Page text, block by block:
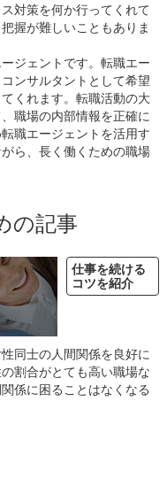
対策を何か行ってくれて
握が難しいこともありま
ジェントです。転職エー
ンサルタントとして希望
くれます。転職活動の大
職場の内部情報を正確に
職エージェントを活用す
ら、長く働くための職場
の記事
仕事を続ける
コツを紹介
同士の人間関係を良好に
割合がとても高い職場な
係に困ることはなくなる